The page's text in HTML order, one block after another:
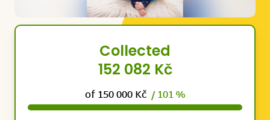
Collected
152 082 Kč
of 150 000 Kč / 101 %